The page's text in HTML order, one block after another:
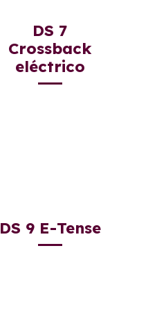
DS 7
Crossback
eléctrico
DS 9 E-Tense